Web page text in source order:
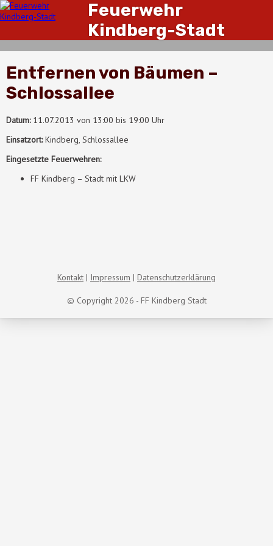
Feuerwehr
Kindberg-Stadt
Entfernen von Bäumen –
Schlossallee
Datum: 11.07.2013 von 13:00 bis 19:00 Uhr
Einsatzort:Kindberg, Schlossallee
Eingesetzte Feuerwehren:
FF Kindberg – Stadt mit LKW
© Copyright 2026 - FF Kindberg Stadt
Kontakt Impressum Datenschutzerklärung